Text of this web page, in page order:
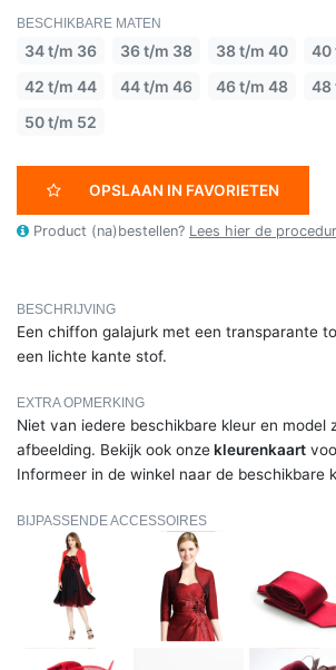
BESCHIKBARE MATEN
34 t/m 36 36 t/m 38 38 t/m 40
40
42 t/m 44
44 t/m 46 46 t/m 48
48
50 t/m 52
OPSLAAN IN FAVORIETEN
Product (na)bestellen? Lees hier de
BESCHRIJVING
Een chiffon galajurk met een transparante
een lichte kante stof.
EXTRA OPMERKING
Niet van iedere beschikbare kleur en model
afbeelding. Bekijk ook onzekleurenkaart
Informeer in de winkel naar de beschikbare
BIJPASSENDE ACCESSOIRES